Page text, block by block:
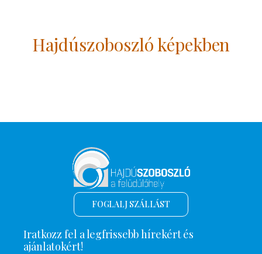
Hajdúszoboszló képekben
FOGLALJ SZÁLLÁST
Iratkozz fel a legfrissebb hírekért és
ajánlatokért!